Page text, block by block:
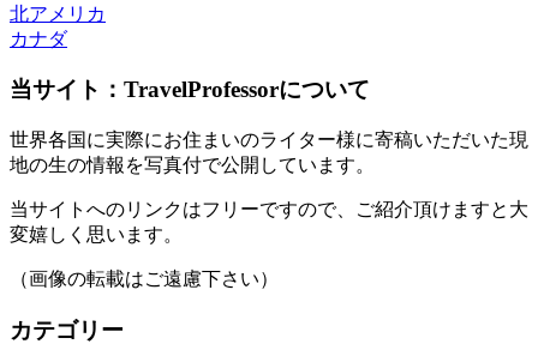
北アメリカ
カナダ
当サイト：TravelProfessorについて
世界各国に実際にお住まいのライター様に寄稿いただいた現
地の生の情報を写真付で公開しています。
当サイトへのリンクはフリーですので、ご紹介頂けますと大
変嬉しく思います。
（画像の転載はご遠慮下さい）
カテゴリー